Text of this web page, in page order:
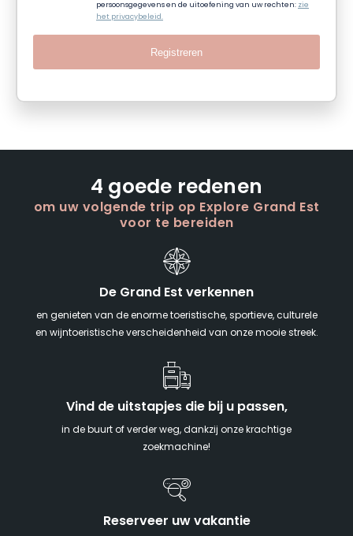
persoonsgegevens en de uitoefening van uw rechten:zie
het privacybeleid.
Registreren
4 goede redenen
om uw volgende trip op Explore Grand Est
voor te bereiden
De Grand Est verkennen
en genieten van de enorme toeristische, sportieve, culturele
en wijntoeristische verscheidenheid van onze mooie streek.
Vind de uitstapjes die bij u passen,
in de buurt of verder weg, dankzij onze krachtige
zoekmachine!
Reserveer uw vakantie